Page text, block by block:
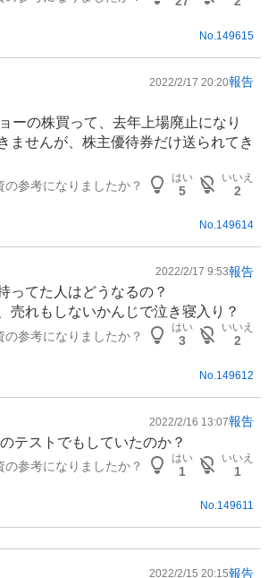
No.149615
2022/2/17 20:20報告
ーの株買って、去年上場廃止になり
ませんが、株主優待券だけ送られてき
の参考になりましたか？
はい
5
いいえ
2
No.149614
2022/2/17 9:53報告
ってた人はどうなるの？
売れもしないかんじで泣き寝入り？
の参考になりましたか？
はい
3
いいえ
2
No.149612
2022/2/16 13:07報告
テストでもしていたのか？
の参考になりましたか？
はい
1
いいえ
1
No.149611
2022/2/15 20:15報告